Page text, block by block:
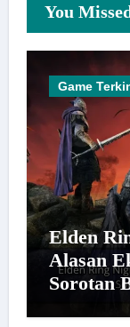
You
Game
Elden
Alasan
Sorotan